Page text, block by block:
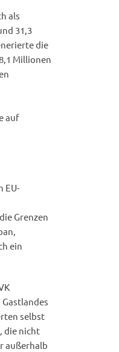
als
31,3
die
Millionen
auf
EU-
Grenzen
ein
selbst
die nicht
außerhalb